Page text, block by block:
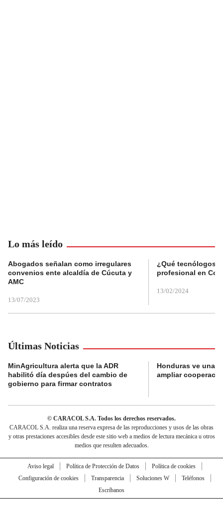
Lo más leído
Abogados señalan como irregulares
convenios ente alcaldía de Cúcuta y
AMC
13/07/2023
¿Qué tecnólogos
profesional en
13/02/2024
Últimas Noticias
MinAgricultura alerta que la ADR
habilitó día despúes del cambio de
gobierno para firmar contratos
Honduras ve una
ampliar
© CARACOL S.A. Todos los derechos reservados.
CARACOL S.A. realiza una reserva expresa de las reproducciones y usos de las obras
y otras prestaciones accesibles desde este sitio web a medios de lectura mecánica u otros
medios que resulten adecuados.
Aviso legal Política de Protección de Datos
Política de cookies
Configuración de cookies
Transparencia Soluciones W
Teléfonos
Escríbanos